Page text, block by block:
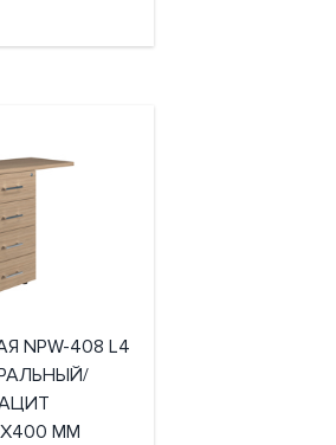
NPW-408 L4
ММ